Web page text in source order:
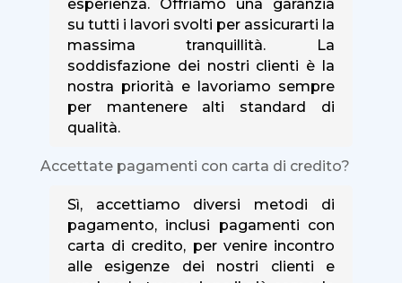
esperienza. Offriamo una garanzia
su tutti i lavori svolti per assicurarti la
massima tranquillità. La
soddisfazione dei nostri clienti è la
nostra priorità e lavoriamo sempre
per mantenere alti standard di
qualità.
Accettate pagamenti con carta di credito?
Sì, accettiamo diversi metodi di
pagamento, inclusi pagamenti con
carta di credito, per venire incontro
alle esigenze dei nostri clienti e